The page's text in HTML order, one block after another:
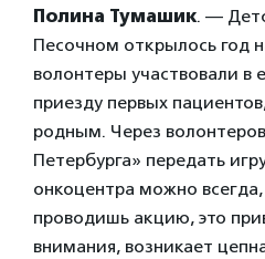
Полина Тумашик. —
Песочном открылось год
волонтеры участвовали в
приезду первых
родным. Через
Петербурга» передать
онкоцентра можно
проводишь акцию, это
внимания, возникает